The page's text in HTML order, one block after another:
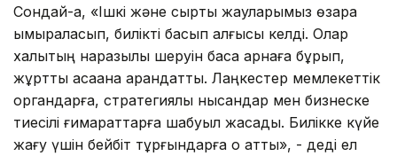
Сондай-ақ, «Ішкі және сыртқы жауларымыз өзара
ымыраласып, билікті басып алғысы келді. Олар
халықтың наразылық шеруін басқа арнаға бұрып,
жұртты қасақана арандатты. Лаңкестер мемлекеттік
органдарға, стратегиялық нысандар мен бизнеске
тиесілі ғимараттарға шабуыл жасады. Билікке күйе
жағу үшін бейбіт тұрғындарға оқ атты», - деді ел